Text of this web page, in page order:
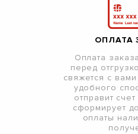
ОПЛАТА
Оплата
перед
свяжется с
удобного
отправит
сформирует
оплаты